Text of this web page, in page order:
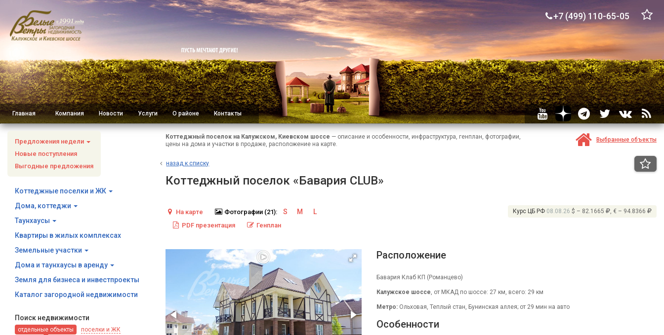
+7 (499) 110-65-05
Главная Компания Новости Услуги О районе Контакты
Предложения недели
Новые поступления
Выгодные предложения
Коттеджные поселки и ЖК
Дома, коттеджи
Таунхаусы
Квартиры в жилых комплексах
Земельные участки
Дома и таунхаусы в аренду
Земля для бизнеса и инвестпроекты
Каталог загородной недвижимости
Поиск недвижимости
отдельные объекты поселки и ЖК
Коттеджный поселок на Калужском, Киевском шоссе — описание и особенности, инфраструктура, генплан, фотографии,
цены на дома и участки в продаже, расположение на карте.
Выбранные объекты
назад к списку
Коттеджный поселок «Бавария CLUB»
Курс ЦБ РФ 08.08.26 $ – 82.1665 , € – 94.8366
На карте Фотографии (21): S M L
PDF презентация Генплан
Расположение
Бавария Клаб КП (Романцево)
Калужское шоссе, от МКАД по шоссе: 27 км, всего: 29 км
Метро:Ольховая, Теплый стан, Бунинская аллея; от 29 мин на авто
Особенности